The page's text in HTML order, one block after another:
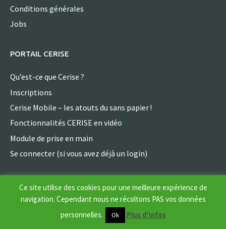
Conditions générales
Jobs
PORTAIL CERISE
Qu’est-ce que Cerise ?
Inscriptions
Cerise Mobile – les atouts du sans papier !
Fonctionnalités CERISE en vidéo
Module de prise en main
Se connecter (si vous avez déjà un login)
ARSIA ASBL
Allée des Artisans 2
Ce site utilise des cookies pour une meilleure expérience de
navigation. Cependant nous ne récoltons PAS vos données
personnelles.
Ok Plus d'infos